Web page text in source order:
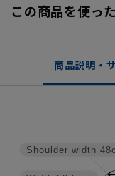
この商品を使っ
商品説明・
Shoulder width